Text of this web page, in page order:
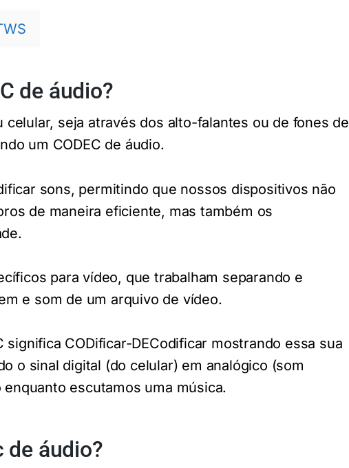
de áudio?
celular, seja através dos alto-falantes ou de fones de
um CODEC de áudio.
sons, permitindo que nossos dispositivos não
de maneira eficiente, mas também os
para vídeo, que trabalham separando e
e som de um arquivo de vídeo.
significa CODificar-DECodificar mostrando essa sua
o sinal digital (do celular) em analógico (som
escutamos uma música.
áudio?